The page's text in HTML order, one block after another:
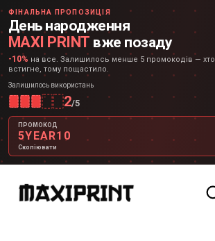
ФІНАЛЬНА ПРОПОЗИЦІЯ
День народження
MAXI PRINT вже позаду
-10% на все. Залишилось менше 5 промокодів — хто
встигне, тому пощастило.
Залишилось використань
2/5
ПРОМОКОД
5YEAR10
Скопіювати